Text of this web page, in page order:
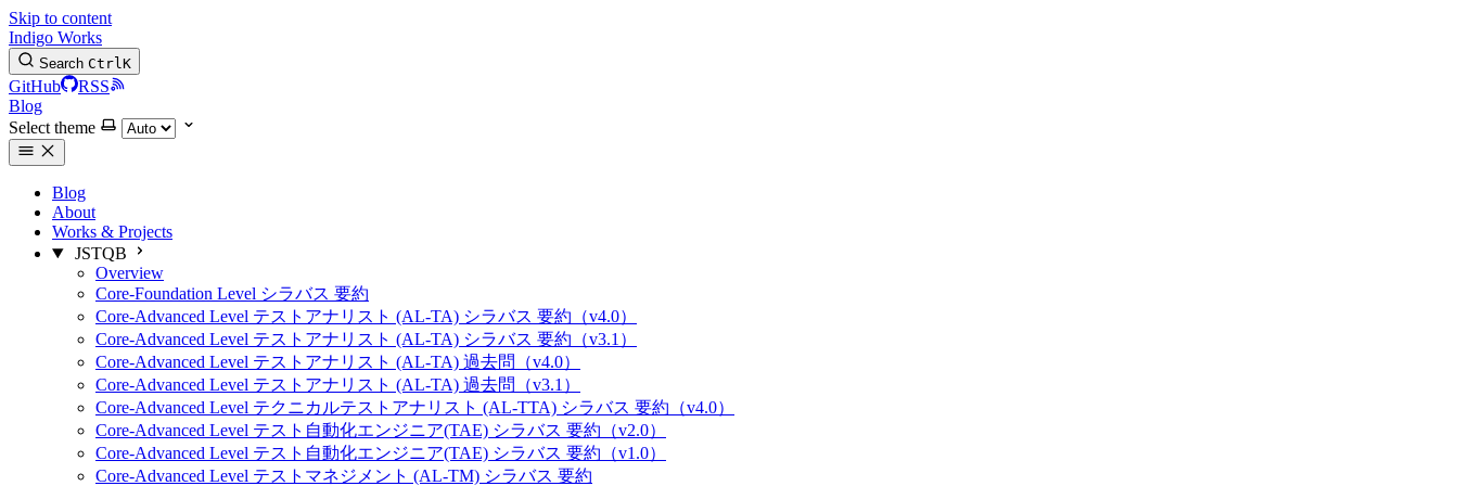
Skip to content
Indigo Works
Search CtrlK
GitHub
RSS
Blog
Select theme
Blog
About
Works & Projects
JSTQB
Overview
Core-Foundation Level シラバス 要約
Core-Advanced Level テストアナリスト (AL-TA) シラバス 要約（v4.0）
Core-Advanced Level テストアナリスト (AL-TA) シラバス 要約（v3.1）
Core-Advanced Level テストアナリスト (AL-TA) 過去問（v4.0）
Core-Advanced Level テストアナリスト (AL-TA) 過去問（v3.1）
Core-Advanced Level テクニカルテストアナリスト (AL-TTA) シラバス 要約（v4.0）
Core-Advanced Level テスト自動化エンジニア(TAE) シラバス 要約（v2.0）
Core-Advanced Level テスト自動化エンジニア(TAE) シラバス 要約（v1.0）
Core-Advanced Level テストマネジメント (AL-TM) シラバス 要約